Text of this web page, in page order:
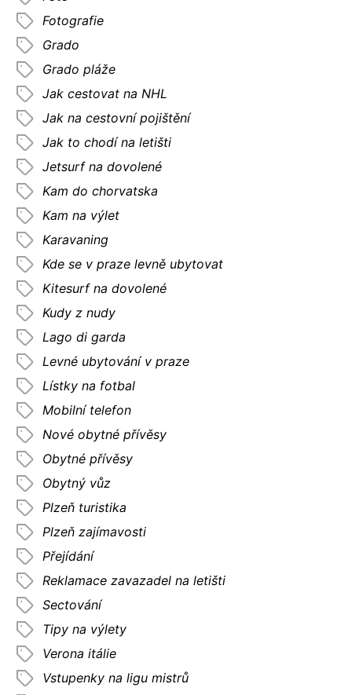
Fotografie
Grado
Grado pláže
Jak cestovat na NHL
Jak na cestovní pojištění
Jak to chodí na letišti
Jetsurf na dovolené
Kam do chorvatska
Kam na výlet
Karavaning
Kde se v praze levně ubytovat
Kitesurf na dovolené
Kudy z nudy
Lago di garda
Levné ubytování v praze
Lístky na fotbal
Mobilní telefon
Nové obytné přívěsy
Obytné přívěsy
Obytný vůz
Plzeň turistika
Plzeň zajímavosti
Přejídání
Reklamace zavazadel na letišti
Sectování
Tipy na výlety
Verona itálie
Vstupenky na ligu mistrů